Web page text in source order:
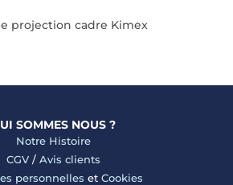
projection cadre Kimex
SOMMES NOUS ?
Notre Histoire
CGV/ Avis clients
personnelles et Cookies